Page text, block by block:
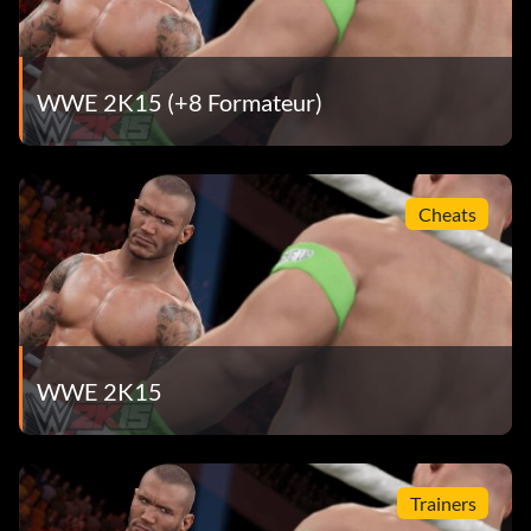
(Jeu simple)
Road to WrestleMania (20 points) WWE Universe -
Gagnez le main event de WrestleMania en tant que
vainqueur du Royal Rumble. (Jeu simple)
Storm out (40 points) WWE Universe - Jouer et gagner
180 matchs de rivalité.
Tap ! Tapez ! Tapez ! (30 points) Faire taper un adversaire
avec une soumission qui n'est pas un Finisher ou un
mouvement Signature. (Jeu simple)
Le Deadman vaincu (30 points) WWE Universe - Battre
l'Undertaker à WrestleMania en utilisant une Superstar
Le tueur de géants (30 points) Battre Big Show en utilisant
WWE 2K15 (+8 Formateur)
Cheats
WWE 2K15
Trainers